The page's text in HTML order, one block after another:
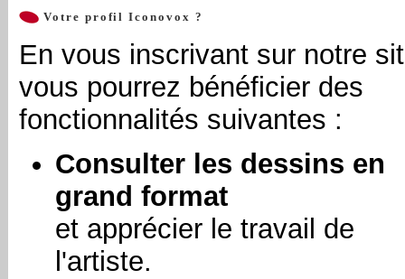
Votre profil Iconovox ?
En vous inscrivant sur notre
vous pourrez bénéficier des
fonctionnalités suivantes :
Consulter les dessins en
grand format
et apprécier le travail de
l'artiste.